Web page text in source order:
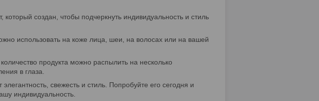
создан, чтобы подчеркнуть индивидуальность и стиль
использовать на коже лица, шеи, на волосах или на вашей
продукта можно распылить на несколько
в глаза.
свежесть и стиль. Попробуйте его сегодня и
индивидуальность.